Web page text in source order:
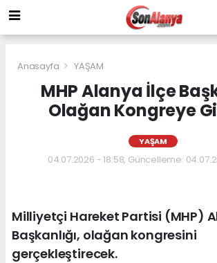
Anasayfa YAŞAM
MHP Alanya İlçe
Olağan Kongreye
YAŞAM
04.07.2026 - 18:58, Güncelleme:
Milliyetçi Hareket Partisi (MHP)
Başkanlığı, olağan kongresini
gerçekleştirecek.